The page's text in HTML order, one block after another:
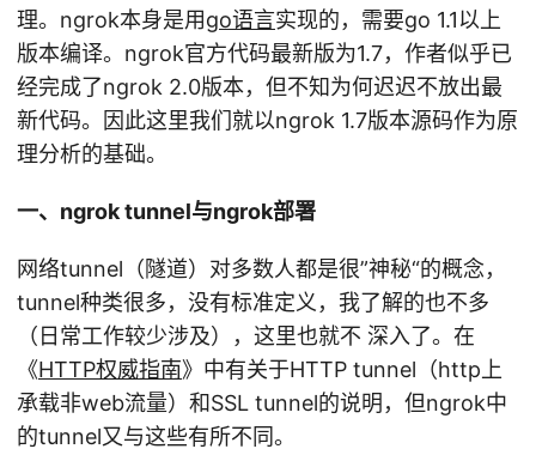
理。ngrok本身是用go语言实现的，需要go 1.1以上
版本编译。ngrok官方代码最新版为1.7，作者似乎已
经完成了ngrok 2.0版本，但不知为何迟迟不放出最
新代码。因此这里我们就以ngrok 1.7版本源码作为原
理分析的基础。
一、ngrok tunnel与ngrok部署
网络tunnel（隧道）对多数人都是很”神秘“的概念，
tunnel种类很多，没有标准定义，我了解的也不多
（日常工作较少涉及），这里也就不 深入了。在
《HTTP权威指南》中有关于HTTP tunnel（http上
承载非web流量）和SSL tunnel的说明，但ngrok中
的tunnel又与这些有所不同。